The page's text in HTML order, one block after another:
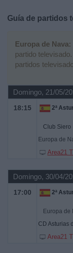
Guía de partidos
Europa de Nava:
partido
partidos
Domingo, 21/05/
18:15 2ª
Club Siero
Europa de
Area21
Domingo, 30/04/
17:00 2ª
Europa de
CD Asturias
Area21
Noticias
Widget